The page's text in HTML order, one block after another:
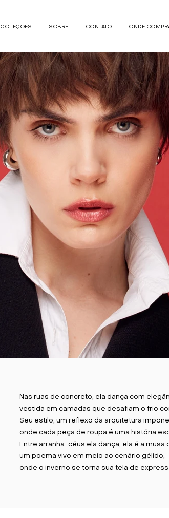
COLEÇÕES SOBRE CONTATO ONDE
Nas ruas de concreto, ela dança com
vestida em camadas que desafiam o frio
Seu estilo, um reflexo da arquitetura
onde cada peça de roupa é uma história
Entre arranha-céus ela dança, ela é a musa
um poema vivo em meio ao cenário gélido,
onde o inverno se torna sua tela de